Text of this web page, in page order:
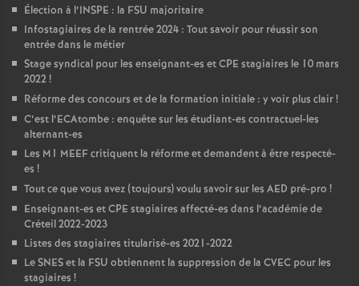
Élection à l’INSPE : la FSU majoritaire
Infostagiaires de la rentrée 2024 : Tout savoir pour réussir son
entrée dans le métier
Stage syndical pour les enseignant-es etCPE stagiaires le 10 mars
2022!
Réforme des concours et de la formation initiale : y voir plus clair!
C’est l’ECAtombe : enquête sur les étudiant-es contractuel-les
alternant-es
Les M1 MEEFcritiquent la réforme et demandent à être respecté-
es !
Tout ce que vous avez (toujours) voulu savoir sur les AED pré-pro !
Enseignant-es etCPE stagiaires affecté-es dans l’académie de
Créteil 2022-2023
Listes des stagiaires titularisé-es 2021-2022
LeSNESet la FSU obtiennent la suppression de la CVEC pour les
stagiaires !